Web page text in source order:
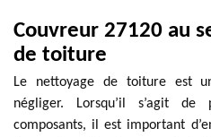
Couvreur 27120 au
de toiture
Le nettoyage de toiture est
négliger. Lorsqu’il s’agit
composants, il est important